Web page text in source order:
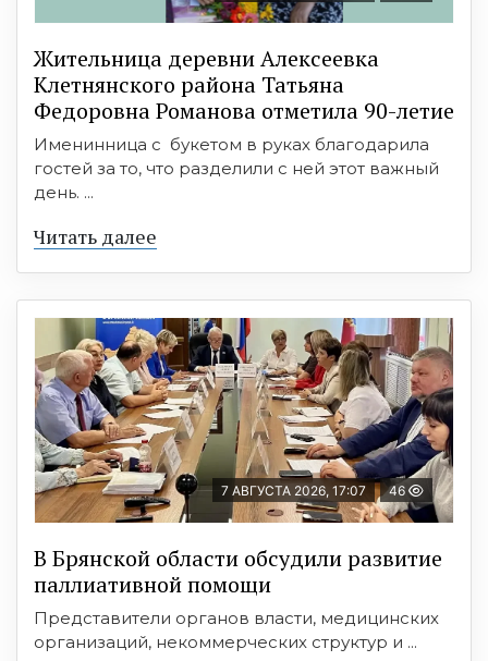
Жительница деревни Алексеевка
Клетнянского района Татьяна
Федоровна Романова отметила 90-летие
Именинница с букетом в руках благодарила
гостей за то, что разделили с ней этот важный
день. ...
Читать далее
7 АВГУСТА 2026, 17:07 46
В Брянской области обсудили развитие
паллиативной помощи
Представители органов власти, медицинских
организаций, некоммерческих структур и ...